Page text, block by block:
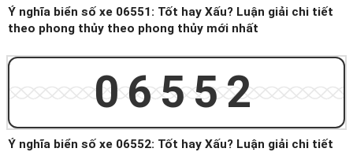
Ý nghĩa biển số xe 06551: Tốt hay Xấu? Luận giải chi tiết
theo phong thủy theo phong thủy mới nhất
06552
Ý nghĩa biển số xe 06552: Tốt hay Xấu? Luận giải chi tiết